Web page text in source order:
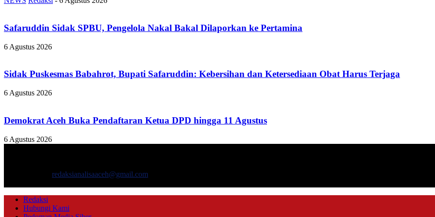
Safaruddin Sidak SPBU, Pengelola Nakal Bakal Dilaporkan ke Pertamina
6 Agustus 2026
Sidak Puskesmas Babahrot, Bupati Safaruddin: Kebersihan dan Ketersediaan Obat Harus Terjaga
6 Agustus 2026
Demokrat Aceh Buka Pendaftaran Ketua DPD hingga 11 Agustus
6 Agustus 2026
redaksianalisaaceh@gmail.com
Redaksi
Hubungi Kami